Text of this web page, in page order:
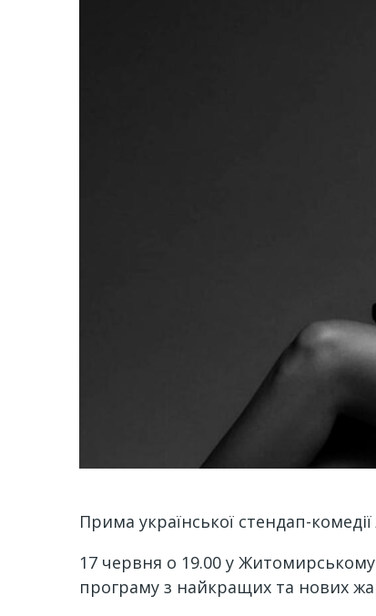
Прима української стендап-
17 червня о 19.00 у Житомирському
програму з найкращих та нових